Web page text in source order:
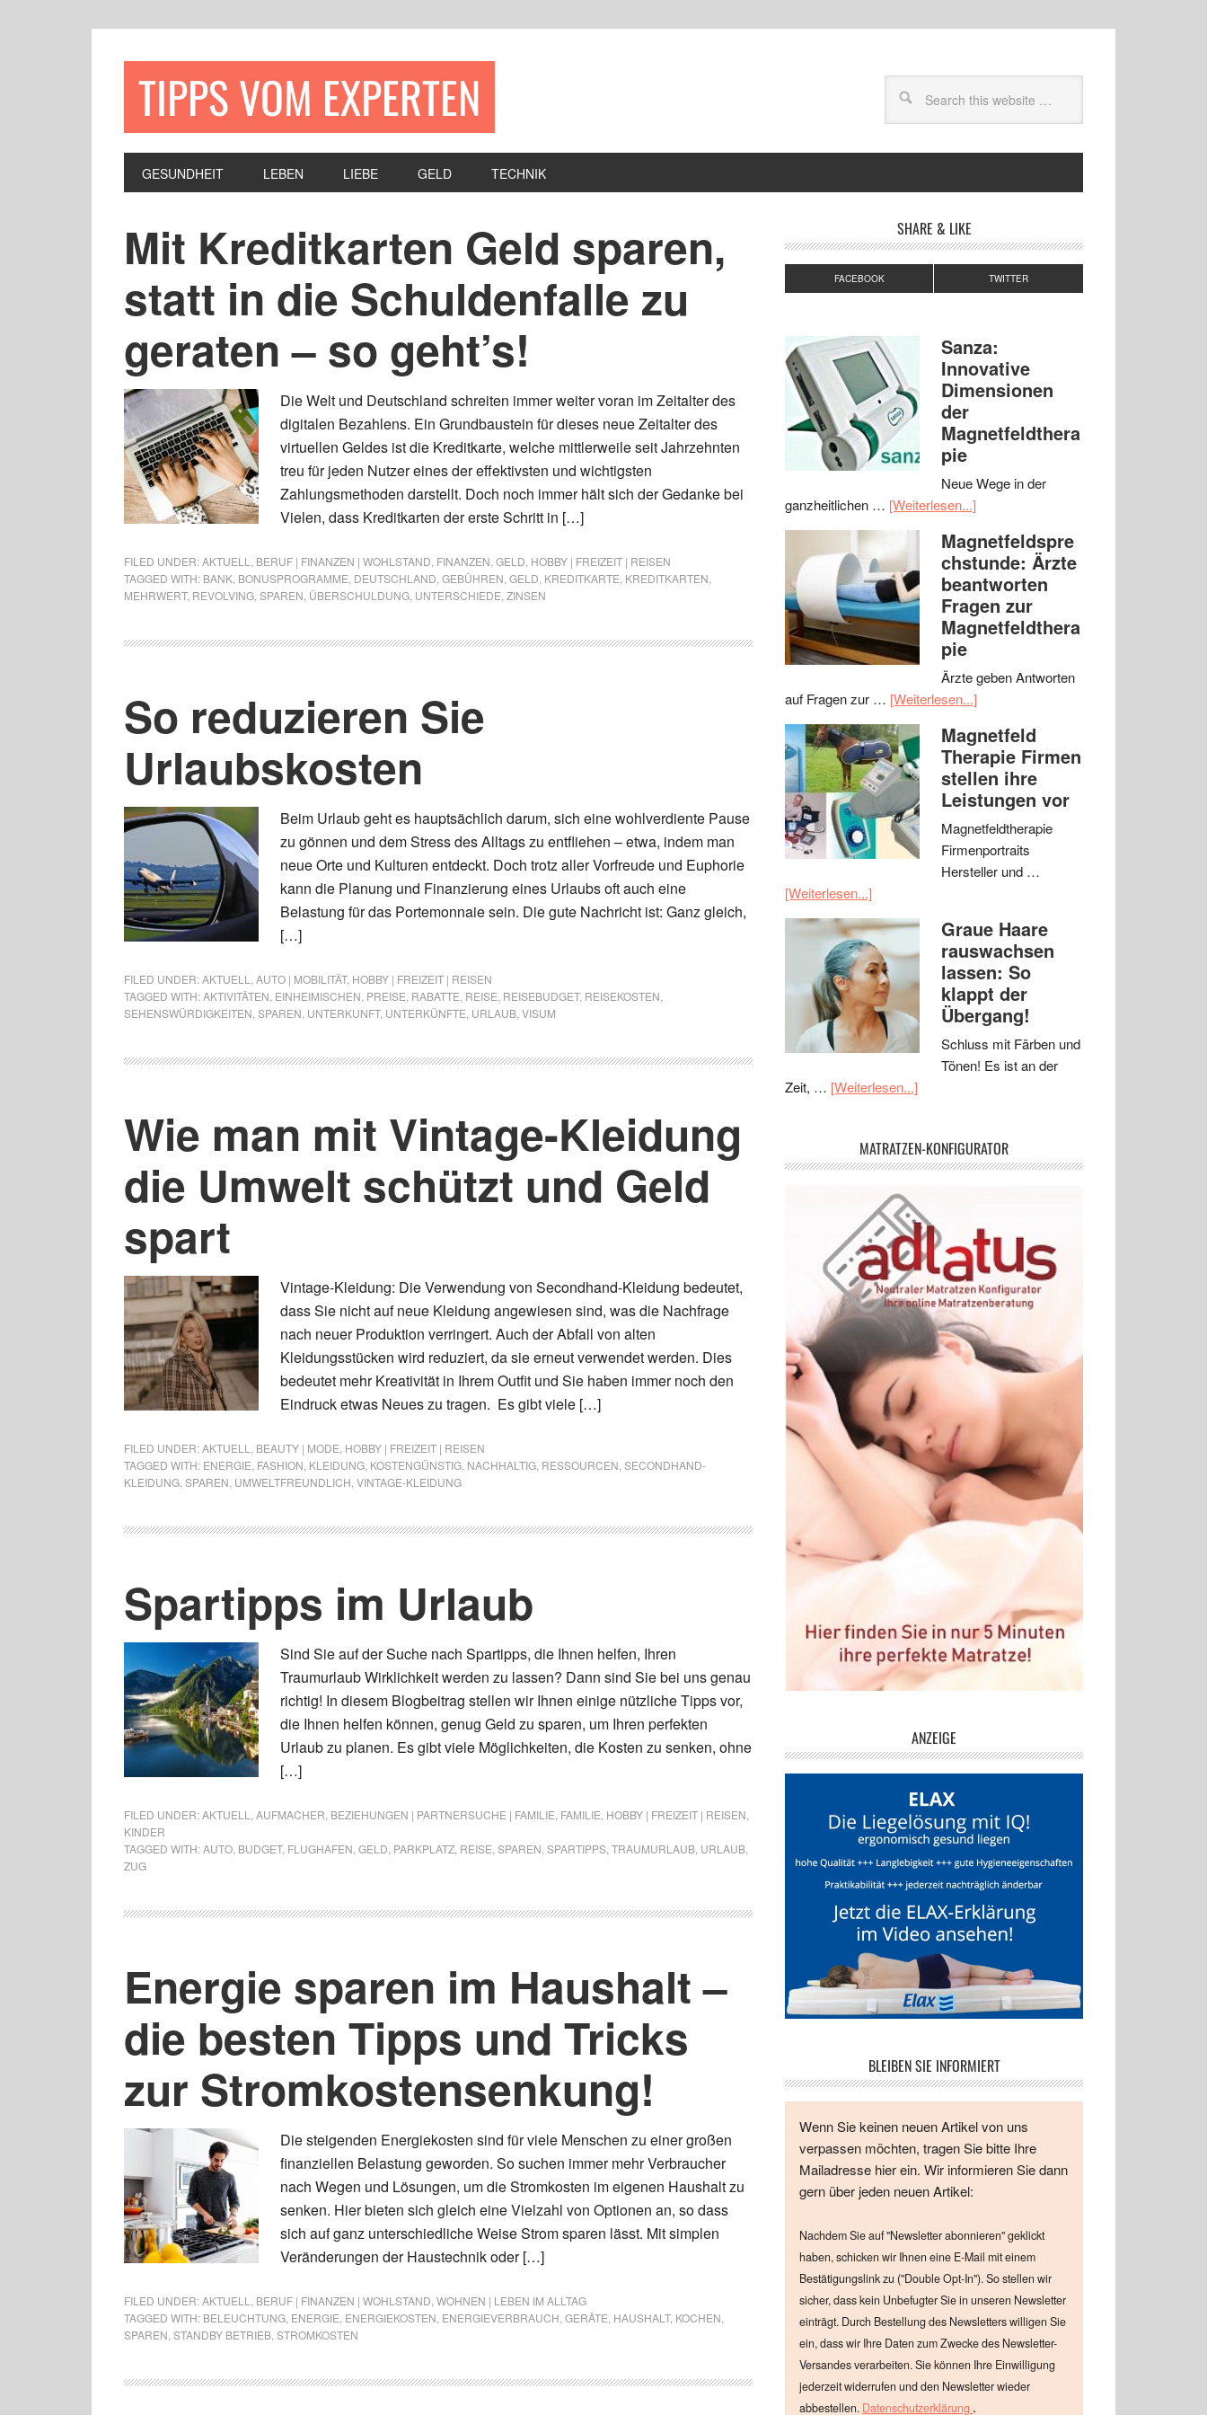
TIPPS VOM EXPERTEN
GESUNDHEIT LEBEN LIEBE GELD TECHNIK
Mit Kreditkarten Geld sparen,
statt in die Schuldenfalle zu
geraten – so geht’s!
Die Welt und Deutschland schreiten immer weiter voran im Zeitalter des
digitalen Bezahlens. Ein Grundbaustein für dieses neue Zeitalter des
virtuellen Geldes ist die Kreditkarte, welche mittlerweile seit Jahrzehnten
treu für jeden Nutzer eines der effektivsten und wichtigsten
Zahlungsmethoden darstellt. Doch noch immer hält sich der Gedanke bei
Vielen, dass Kreditkarten der erste Schritt in […]
FILED UNDER:AKTUELL BERUF | FINANZEN | WOHLSTAND FINANZEN GELD HOBBY | FREIZEIT | REISEN
TAGGED WITH: BANK BONUSPROGRAMME DEUTSCHLAND GEBÜHREN GELD KREDITKARTE KREDITKARTEN
MEHRWERT, REVOLVING SPAREN ÜBERSCHULDUNG UNTERSCHIEDE ZINSEN
So reduzieren Sie
Urlaubskosten
Beim Urlaub geht es hauptsächlich darum, sich eine wohlverdiente Pause
zu gönnen und dem Stress des Alltags zu entfliehen – etwa, indem man
neue Orte und Kulturen entdeckt. Doch trotz aller Vorfreude und Euphorie
kann die Planung und Finanzierung eines Urlaubs oft auch eine
Belastung für das Portemonnaie sein. Die gute Nachricht ist: Ganz gleich,
[…]
FILED UNDER:AKTUELL AUTO | MOBILITÄT, HOBBY | FREIZEIT | REISEN
TAGGED WITH:AKTIVITÄTEN EINHEIMISCHEN PREISE RABATTE REISE REISEBUDGET, REISEKOSTEN
SEHENSWÜRDIGKEITEN SPAREN UNTERKUNFT, UNTERKÜNFTE URLAUB VISUM
Wie man mit Vintage-Kleidung
die Umwelt schützt und Geld
spart
Vintage-Kleidung: Die Verwendung von Secondhand-Kleidung bedeutet,
dass Sie nicht auf neue Kleidung angewiesen sind, was die Nachfrage
nach neuer Produktion verringert. Auch der Abfall von alten
Kleidungsstücken wird reduziert, da sie erneut verwendet werden. Dies
bedeutet mehr Kreativität in Ihrem Outfit und Sie haben immer noch den
Eindruck etwas Neues zu tragen. Es gibt viele […]
FILED UNDER:AKTUELL BEAUTY | MODE HOBBY | FREIZEIT | REISEN
TAGGED WITH: ENERGIE FASHION KLEIDUNG KOSTENGÜNSTIG NACHHALTIG RESSOURCEN SECONDHAND-
KLEIDUNG SPAREN UMWELTFREUNDLICH VINTAGE-KLEIDUNG
Spartipps im Urlaub
Sind Sie auf der Suche nach Spartipps, die Ihnen helfen, Ihren
Traumurlaub Wirklichkeit werden zu lassen? Dann sind Sie bei uns genau
richtig! In diesem Blogbeitrag stellen wir Ihnen einige nützliche Tipps vor,
die Ihnen helfen können, genug Geld zu sparen, um Ihren perfekten
Urlaub zu planen. Es gibt viele Möglichkeiten, die Kosten zu senken, ohne
[…]
FILED UNDER:AKTUELL AUFMACHER BEZIEHUNGEN | PARTNERSUCHE | FAMILIE FAMILIE HOBBY | FREIZEIT | REISEN
KINDER
TAGGED WITH:AUTO BUDGET, FLUGHAFEN GELD PARKPLATZ REISE SPAREN SPARTIPPS TRAUMURLAUB URLAUB
ZUG
Energie sparen im Haushalt –
die besten Tipps und Tricks
zur Stromkostensenkung!
Die steigenden Energiekosten sind für viele Menschen zu einer großen
finanziellen Belastung geworden. So suchen immer mehr Verbraucher
nach Wegen und Lösungen, um die Stromkosten im eigenen Haushalt zu
senken. Hier bieten sich gleich eine Vielzahl von Optionen an, so dass
sich auf ganz unterschiedliche Weise Strom sparen lässt. Mit simplen
Veränderungen der Haustechnik oder […]
FILED UNDER:AKTUELL BERUF | FINANZEN | WOHLSTAND WOHNEN | LEBEN IM ALLTAG
TAGGED WITH: BELEUCHTUNG ENERGIE ENERGIEKOSTEN ENERGIEVERBRAUCH GERÄTE HAUSHALT, KOCHEN
SPAREN STANDBY BETRIEB STROMKOSTEN
SHARE & LIKE
FACEBOOK TWITTER
Sanza:
Innovative
Dimensionen
der
Magnetfeldthera
pie
Neue Wege in der
ganzheitlichen … [Weiterlesen...]
Magnetfeldspre
chstunde: Ärzte
beantworten
Fragen zur
Magnetfeldthera
pie
Ärzte geben Antworten
auf Fragen zur … [Weiterlesen...]
Magnetfeld
Therapie Firmen
stellen ihre
Leistungen vor
Magnetfeldtherapie
Firmenportraits
Hersteller und …
[Weiterlesen...]
Graue Haare
rauswachsen
lassen: So
klappt der
Übergang!
Schluss mit Färben und
Tönen! Es ist an der
Zeit, … [Weiterlesen...]
MATRATZEN-KONFIGURATOR
ANZEIGE
BLEIBEN SIE INFORMIERT
Wenn Sie keinen neuen Artikel von uns
verpassen möchten, tragen Sie bitte Ihre
Mailadresse hier ein. Wir informieren Sie dann
gern über jeden neuen Artikel:
Nachdem Sie auf "Newsletter abonnieren" geklickt
haben, schicken wir Ihnen eine E-Mail mit einem
Bestätigungslink zu ("Double Opt-In"). So stellen wir
sicher, dass kein Unbefugter Sie in unseren Newsletter
einträgt. Durch Bestellung des Newsletters willigen Sie
ein, dass wir Ihre Daten zum Zwecke des Newsletter-
Versandes verarbeiten. Sie können Ihre Einwilligung
jederzeit widerrufen und den Newsletter wieder
abbestellen. Datenschutzerklärung .